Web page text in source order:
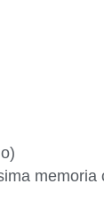
memoria